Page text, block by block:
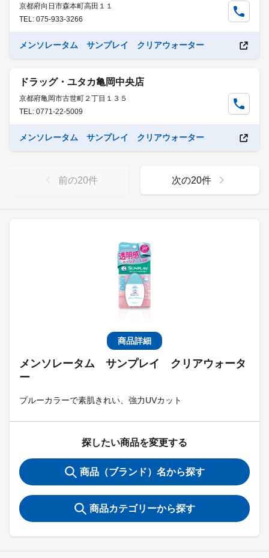
商品詳細
メンソレータム サンプレイ クリアウォータ
ー
ブルーカラーで素肌きれい、強力UVカット
探したい商品を変更する
商品（ブランド）名から探す
商品カテゴリーから探す
京都府向日市森本町高田１１
TEL: 075-933-3266
メンソレータム サンプレイ クリアウォーター
ドラッグ・ユタカ亀岡中央店
京都府亀岡市古世町２丁目１３５
TEL: 0771-22-5009
メンソレータム サンプレイ クリアウォーター
前の20件 次の20件